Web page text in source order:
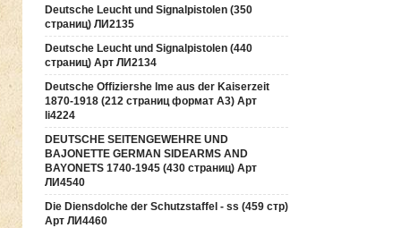
Deutsche Leucht und Signalpistolen (350
страниц) ЛИ2135
Deutsche Leucht und Signalpistolen (440
страниц) Арт ЛИ2134
Deutsche Offiziershe lme aus der Kaiserzeit
1870-1918 (212 страниц формат А3) Арт
li4224
DEUTSCHE SEITENGEWEHRE UND
BAJONETTE GERMAN SIDEARMS AND
BAYONETS 1740-1945 (430 страниц) Арт
ЛИ4540
Die Diensdolche der Schutzstaffel - ss (459 стр)
Арт ЛИ4460